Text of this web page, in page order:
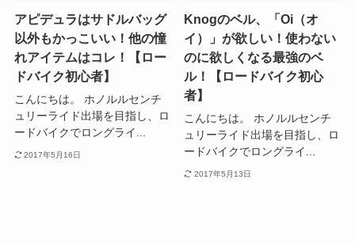
アピデュラはサドルバッグ
以外もかっこいい！他の憧
れアイテムはコレ！【ロー
ドバイク初心者】
こんにちは。 ホノルルセンチ
ュリーライド出場を目指し、ロ
ードバイクでロングライ...
2017年5月16日
Knogのベル、「Oi（オ
イ）」が欲しい！使わない
のに欲しくなる最強のベ
ル！【ロードバイク初心
者】
こんにちは。 ホノルルセンチ
ュリーライド出場を目指し、ロ
ードバイクでロングライ...
2017年5月13日